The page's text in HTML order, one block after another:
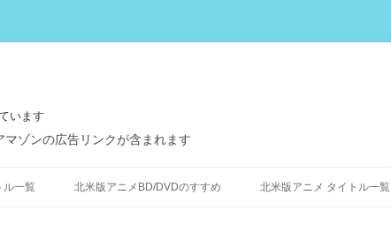
います
ゾンの広告リンクが含まれます
ン
ル一覧 北米版アニメBD/DVDのすすめ 北米版アニメ タイトル一覧